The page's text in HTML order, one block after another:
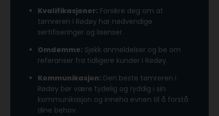
Kvalifikasjoner: Forsikre deg om at
tømreren i Rødøy har nødvendige
sertifiseringer og lisenser.
Omdømme: Sjekk anmeldelser og be om
referanser fra tidligere kunder i Rødøy.
Kommunikasjon: Den beste tømreren i
Rødøy bør være tydelig og ryddig i sin
kommunikasjon og inneha evnen til å forstå
dine behov.